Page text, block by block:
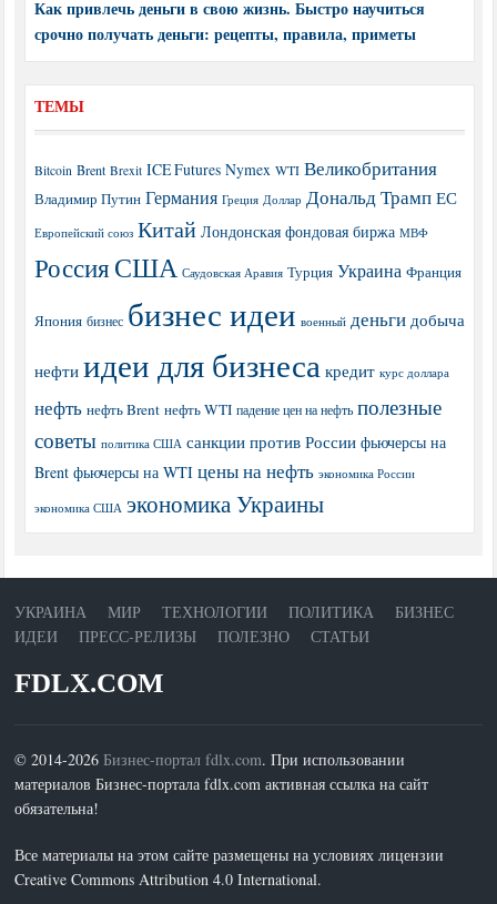
Как привлечь деньги в свою жизнь. Быстро научиться
срочно получать деньги: рецепты, правила, приметы
ТЕМЫ
Bitcoin Brent Brexit ICE Futures Nymex WTI Великобритания
Владимир Путин Германия Греция Доллар Дональд Трамп ЕС
Европейский союз Китай Лондонская фондовая биржа МВФ
РоссияСША Саудовская Аравия Турция Украина Франция
Япония бизнес бизнес идеи военный деньги добыча
нефти идеи для бизнеса кредит курс доллара
нефть нефть Brent нефть WTI падение цен на нефть полезные
советы политика США санкции против России фьючерсы на
Brent фьючерсы на WTI цены на нефть экономика России
экономика США экономика Украины
УКРАИНА МИР ТЕХНОЛОГИИ ПОЛИТИКА
БИЗНЕС
ИДЕИ
ПРЕСС-РЕЛИЗЫ ПОЛЕЗНО СТАТЬИ
FDLX.COM
© 2014-2026 Бизнес-портал fdlx.com. При использовании
материалов Бизнес-портала fdlx.com активная ссылка на сайт
обязательна!
Все материалы на этом сайте размещены на условиях лицензии
Creative Commons Attribution 4.0 International.